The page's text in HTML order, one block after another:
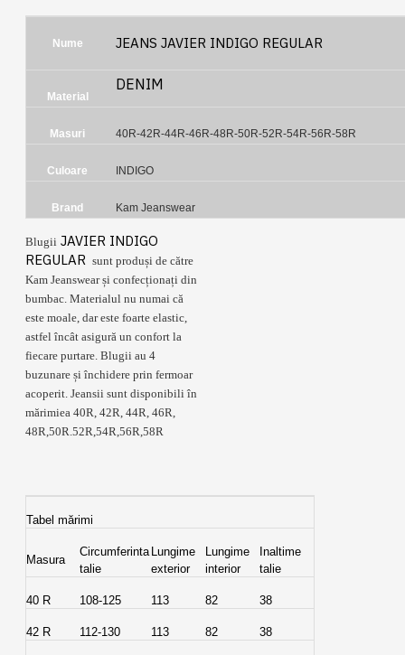
Nume JEANS JAVIER INDIGO REGULAR
Material
DENIM
Masuri 40R-42R-44R-46R-48R-50R-52R-54R-56R-58R
Culoare INDIGO
Brand Kam Jeanswear
Blugii JAVIER INDIGO
REGULAR sunt produși de către
Kam Jeanswear și confecționați din
bumbac. Materialul nu numai că
este moale, dar este foarte elastic,
astfel încât asigură un confort la
fiecare purtare. Blugii au 4
buzunare și închidere prin fermoar
acoperit. Jeansii sunt disponibili în
mărimiea 40R, 42R, 44R, 46R,
48R,50R.52R,54R,56R,58R
Tabel mărimi
Masura
Circumferinta
talie
Lungime
exterior
Lungime
interior
Inaltime
talie
40 R 108-125 113 82 38
42 R 112-130 113 82 38